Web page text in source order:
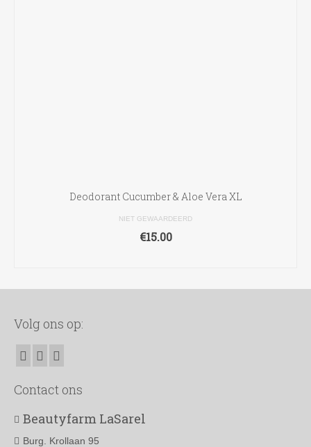
Deodorant Cucumber & Aloe Vera XL
NIET GEWAARDEERD
€15.00
Volg ons op:
Contact ons
Beautyfarm LaSarel
Burg. Krollaan 95